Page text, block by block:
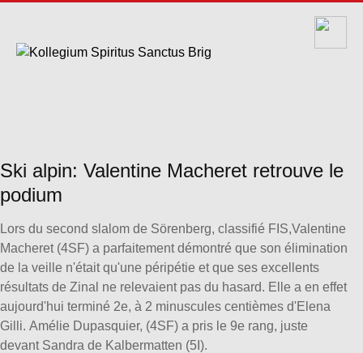
Ski alpin: Valentine Macheret retrouve le
podium
Lors du second slalom de Sörenberg, classifié FIS,Valentine
Macheret (4SF) a parfaitement démontré que son élimination
de la veille n'était qu'une péripétie et que ses excellents
résultats de Zinal ne relevaient pas du hasard. Elle a en effet
aujourd'hui terminé 2e, à 2 minuscules centièmes d'Elena
Gilli. Amélie Dupasquier, (4SF) a pris le 9e rang, juste
devant Sandra de Kalbermatten (5I).